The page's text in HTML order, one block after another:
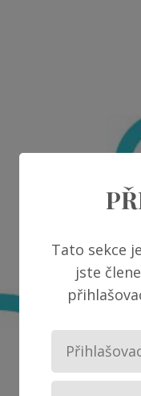
Tato sekce
jste